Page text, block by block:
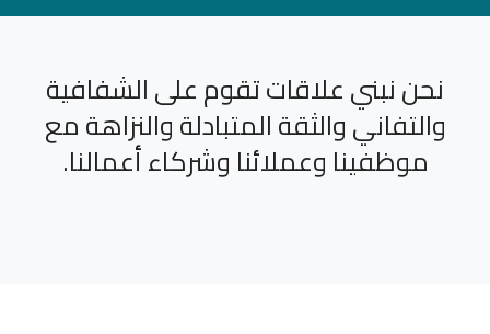
نحن نبني علاقات تقوم على الشفافية
والتفاني والثقة المتبادلة والنزاهة مع
موظفينا وعملائنا وشركاء أعمالنا.